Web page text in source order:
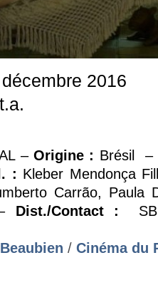
2016
– Origine : Brésil –
: Kleber Mendonça
Carrão, Paula
Dist./Contact :
/ Cinéma du